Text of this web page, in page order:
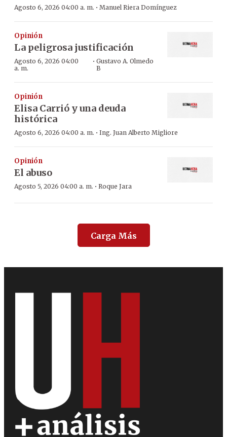
Agosto 6, 2026 04:00 a. m. · Manuel Riera Domínguez
Opinión
La peligrosa justificación
Agosto 6, 2026 04:00
a. m.
· Gustavo A. Olmedo
B
Opinión
Elisa Carrió y una deuda
histórica
Agosto 6, 2026 04:00 a. m. · Ing. Juan Alberto Migliore
Opinión
El abuso
Agosto 5, 2026 04:00 a. m. · Roque Jara
Carga Más